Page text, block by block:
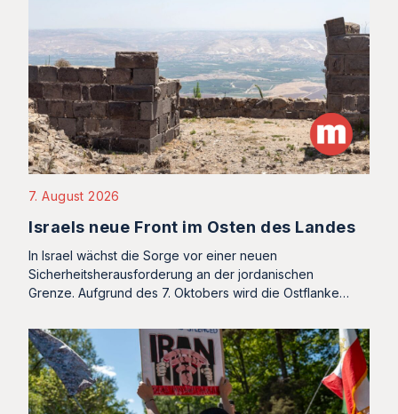
7. August 2026
Israels neue Front im Osten des Landes
In Israel wächst die Sorge vor einer neuen
Sicherheitsherausforderung an der jordanischen
Grenze. Aufgrund des 7. Oktobers wird die Ostflanke…